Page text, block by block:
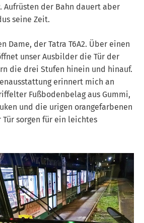
Aufrüsten der Bahn dauert aber
seine Zeit.
Dame, der Tatra T6A2. Über einen
unser Ausbilder die Tür der
die drei Stufen hinein und hinauf.
erinnert mich an
Fußbodenbelag aus Gummi,
und die urigen orangefarbenen
Tür sorgen für ein leichtes